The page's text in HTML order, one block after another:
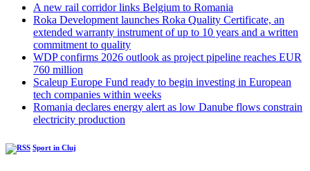
A new rail corridor links Belgium to Romania
Roka Development launches Roka Quality Certificate, an
extended warranty instrument of up to 10 years and a written
commitment to quality
WDP confirms 2026 outlook as project pipeline reaches EUR
760 million
Scaleup Europe Fund ready to begin investing in European
tech companies within weeks
Romania declares energy alert as low Danube flows constrain
electricity production
Sport in Cluj